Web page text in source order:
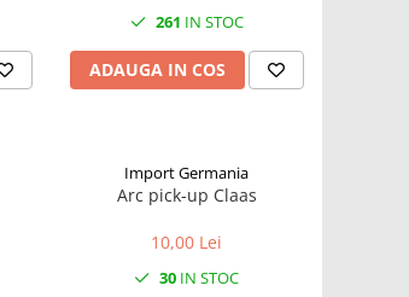
261 IN STOC
ADAUGA IN COS
Import Germania
Arc pick-up Claas
10,00 Lei
30 IN STOC